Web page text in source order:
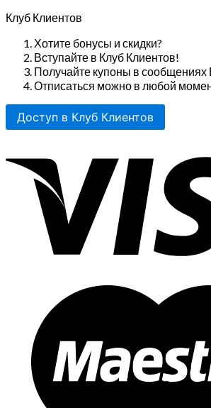
Клуб Клиентов
Хотите бонусы и скидки?
Вступайте в Клуб Клиентов!
Получайте купоны в сообщениях
Отписаться можно в любой
Доступ в Клуб Клиентов